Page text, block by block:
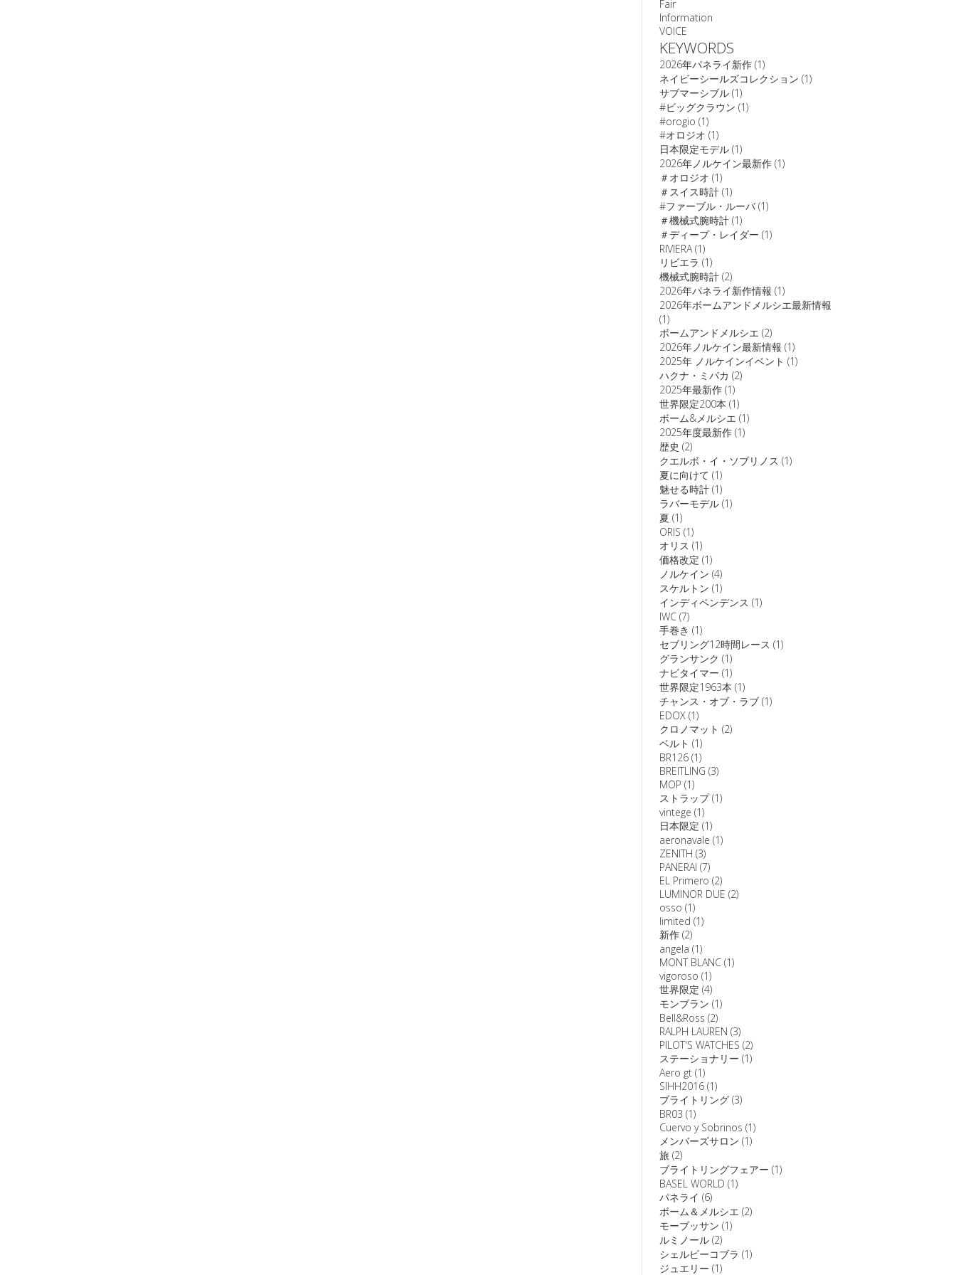
Fair
Information
VOICE
KEYWORDS
2026年パネライ新作 (1)
ネイビーシールズコレクション (1)
サブマーシブル (1)
#ビッグクラウン (1)
#orogio (1)
#オロジオ (1)
日本限定モデル (1)
2026年ノルケイン最新作 (1)
＃オロジオ (1)
＃スイス時計 (1)
#ファーブル・ルーバ(1)
＃機械式腕時計 (1)
＃ディープ・レイダー (1)
RIVIERA(1)
リビエラ (1)
機械式腕時計 (2)
2026年パネライ新作情報 (1)
2026年ボームアンドメルシエ最新情報
(1)
ボームアンドメルシエ (2)
2026年ノルケイン最新情報 (1)
2025年 ノルケインイベント (1)
ハクナ・ミパカ (2)
2025年最新作 (1)
世界限定200本 (1)
ボーム&メルシエ (1)
2025年度最新作 (1)
歴史 (2)
クエルボ・イ・ソブリノス (1)
夏に向けて (1)
魅せる時計 (1)
ラバーモデル (1)
夏 (1)
ORIS (1)
オリス (1)
価格改定 (1)
ノルケイン (4)
スケルトン (1)
インディペンデンス (1)
IWC (7)
手巻き (1)
セブリング12時間レース (1)
グランサンク (1)
ナビタイマー (1)
世界限定1963本 (1)
チャンス・オブ・ラブ (1)
EDOX (1)
クロノマット (2)
ベルト (1)
BR126 (1)
BREITLING (3)
MOP (1)
ストラップ(1)
vintege (1)
日本限定 (1)
aeronavale (1)
ZENITH (3)
PANERAI (7)
EL Primero (2)
LUMINOR DUE (2)
osso (1)
limited (1)
新作 (2)
angela (1)
MONT BLANC (1)
vigoroso (1)
世界限定 (4)
モンブラン (1)
Bell&Ross (2)
RALPH LAUREN (3)
PILOT'S WATCHES (2)
ステーショナリー (1)
Aero gt (1)
SIHH2016 (1)
ブライトリング (3)
BR03 (1)
Cuervo y Sobrinos (1)
メンバーズサロン (1)
旅 (2)
ブライトリングフェアー (1)
BASEL WORLD (1)
パネライ (6)
ボーム＆メルシエ (2)
モーブッサン (1)
ルミノール (2)
シェルビーコブラ (1)
ジュエリー (1)